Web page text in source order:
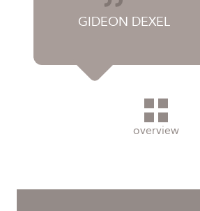
GIDEON DEXEL
overview